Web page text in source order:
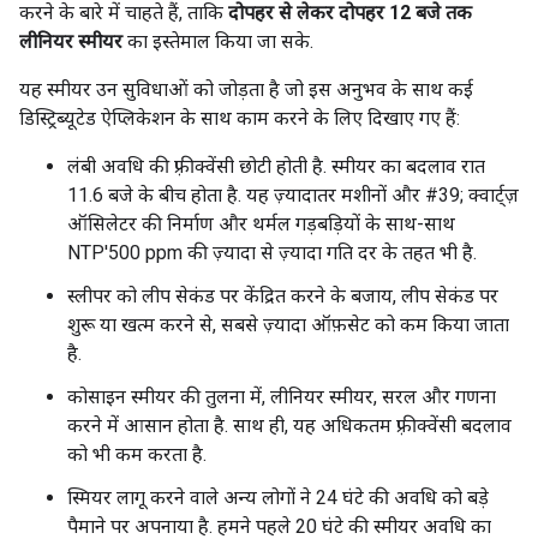
करने के बारे में चाहते हैं, ताकि दोपहर से लेकर दोपहर 12 बजे तक
लीनियर स्मीयरका इस्तेमाल किया जा सके.
यह स्मीयर उन सुविधाओं को जोड़ता है जो इस अनुभव के साथ कई
डिस्ट्रिब्यूटेड ऐप्लिकेशन के साथ काम करने के लिए दिखाए गए हैं:
लंबी अवधि की फ़्रीक्वेंसी छोटी होती है. स्मीयर का बदलाव रात
11.6 बजे के बीच होता है. यह ज़्यादातर मशीनों और #39; क्वार्ट्ज़
ऑसिलेटर की निर्माण और थर्मल गड़बड़ियों के साथ-साथ
NTP'500 ppm की ज़्यादा से ज़्यादा गति दर के तहत भी है.
स्लीपर को लीप सेकंड पर केंद्रित करने के बजाय, लीप सेकंड पर
शुरू या खत्म करने से, सबसे ज़्यादा ऑफ़सेट को कम किया जाता
है.
कोसाइन स्मीयर की तुलना में, लीनियर स्मीयर, सरल और गणना
करने में आसान होता है. साथ ही, यह अधिकतम फ़्रीक्वेंसी बदलाव
को भी कम करता है.
स्मियर लागू करने वाले अन्य लोगों ने 24 घंटे की अवधि को बड़े
पैमाने पर अपनाया है. हमने पहले 20 घंटे की स्मीयर अवधि का